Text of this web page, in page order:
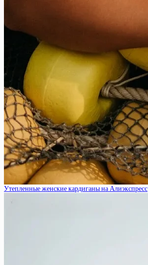
Утепленные женские кардиганы на Алиэкспресс